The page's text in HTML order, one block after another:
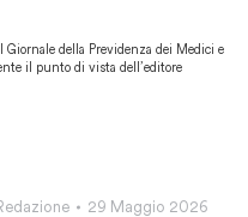
Giornale della Previdenza dei Medici e
il punto di vista dell’editore
29 Maggio 2026